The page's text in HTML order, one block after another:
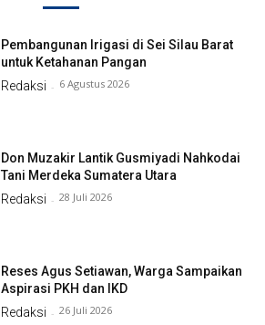
Pembangunan Irigasi di Sei Silau Barat
untuk Ketahanan Pangan
Redaksi - 6 Agustus 2026
Don Muzakir Lantik Gusmiyadi Nahkodai
Tani Merdeka Sumatera Utara
Redaksi - 28 Juli 2026
Reses Agus Setiawan, Warga Sampaikan
Aspirasi PKH dan IKD
Redaksi - 26 Juli 2026